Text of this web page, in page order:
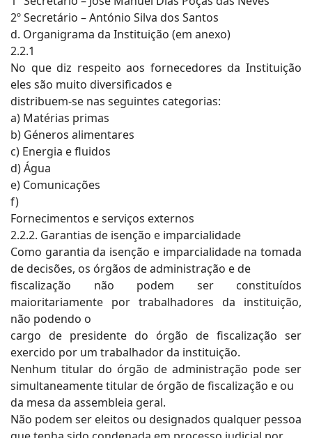
2º Secretário – António Silva dos Santos
d. Organigrama da Instituição (em anexo)
2.2.1
No que diz respeito aos fornecedores da Instituição
eles são muito diversificados e
distribuem-se nas seguintes categorias:
a) Matérias primas
b) Géneros alimentares
c) Energia e fluidos
d) Água
e) Comunicações
f)
Fornecimentos e serviços externos
2.2.2. Garantias de isenção e imparcialidade
Como garantia da isenção e imparcialidade na tomada
de decisões, os órgãos de administração e de
fiscalização não podem ser constituídos
maioritariamente por trabalhadores da instituição,
não podendo o
cargo de presidente do órgão de fiscalização ser
exercido por um trabalhador da instituição.
Nenhum titular do órgão de administração pode ser
simultaneamente titular de órgão de fiscalização e ou
da mesa da assembleia geral.
Não podem ser eleitos ou designados qualquer pessoa